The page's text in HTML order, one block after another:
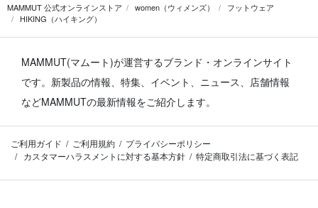
MAMMUT 公式オンラインストア women（ウィメンズ）
フットウェア
HIKING（ハイキング）
MAMMUT(マムート)が運営するブランド・オンラインサイト
です。 新製品の情報、特集、イベント、ニュース、店舗情報
などMAMMUTの最新情報をご紹介します。
ご利用ガイド ご利用規約
プライバシーポリシー
カスタマーハラスメントに対する基本方針
特定商取引法に基づく表記